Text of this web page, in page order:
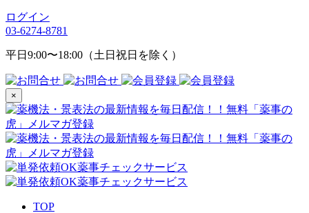
ログイン
03-6274-8781
平日9:00〜18:00（土日祝日を除く）
×
TOP